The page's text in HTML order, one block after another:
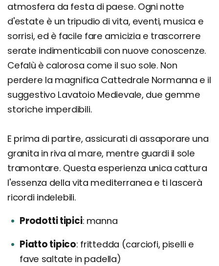
atmosfera da festa di paese. Ogni notte
d'estate è un tripudio di vita, eventi, musica e
sorrisi, ed è facile fare amicizia e trascorrere
serate indimenticabili con nuove conoscenze.
Cefalù è calorosa come il suo sole. Non
perdere la magnifica Cattedrale Normanna e il
suggestivo Lavatoio Medievale, due gemme
storiche imperdibili.
E prima di partire, assicurati di assaporare una
granita in riva al mare, mentre guardi il sole
tramontare. Questa esperienza unica cattura
l'essenza della vita mediterranea e ti lascerà
ricordi indelebili.
Prodotti tipici manna
Piatto tipico frittedda (carciofi, piselli e
fave saltate in padella)